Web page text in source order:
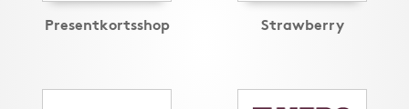
Presentkortsshop Strawberry